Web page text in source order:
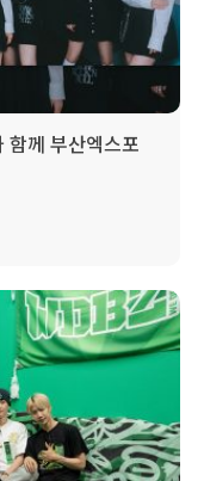
께 부산엑스포